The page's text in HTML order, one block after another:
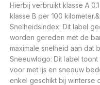
Hierbij verbruikt klasse A
klasse B per 100
Snelheidsindex: Dit label
worden gereden met de
maximale snelheid aan dat
Sneeuwlogo: Dit label
voor met ijs en sneeuw
enkel geschikt bij winterse